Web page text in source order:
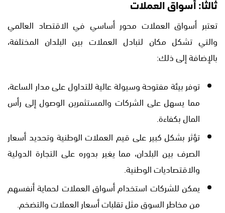
ثالثًا: أسواق العملات
تعتبر أسواق العملات محور أساسي في الاقتصاد العالمي
والتي تشكل مكان لتبادل العملات بين البلدان المختلفة،
بالإضافة إلى ذلك:
توفر بيئة مفتوحة وسيولة عالية للتداول على مدار الساعة،
مما يسهل على الشركات والمستثمرين الوصول إلى رأس
المال بكفاءة.
تؤثر بشكل كبير على قيم العملات الوطنية وتحديد أسعار
الصرف بين البلدان، مما يغير بدوره على التجارة الدولية
والاقتصاديات الوطنية.
يمكن للشركات استخدام أسواق العملات لحماية أنفسهم
من مخاطر السوق مثل تقلبات أسعار العملات والتضخم.